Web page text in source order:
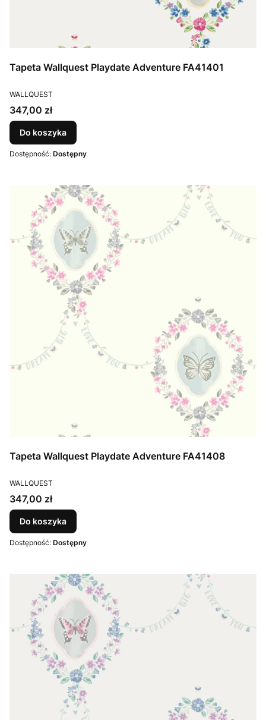
Tapeta Wallquest Playdate Adventure FA41401
PRODUCENT
WALLQUEST
Cena
347,00 zł
Do koszyka
Dostępność: Dostępny
Tapeta Wallquest Playdate Adventure FA41408
PRODUCENT
WALLQUEST
Cena
347,00 zł
Do koszyka
Dostępność: Dostępny